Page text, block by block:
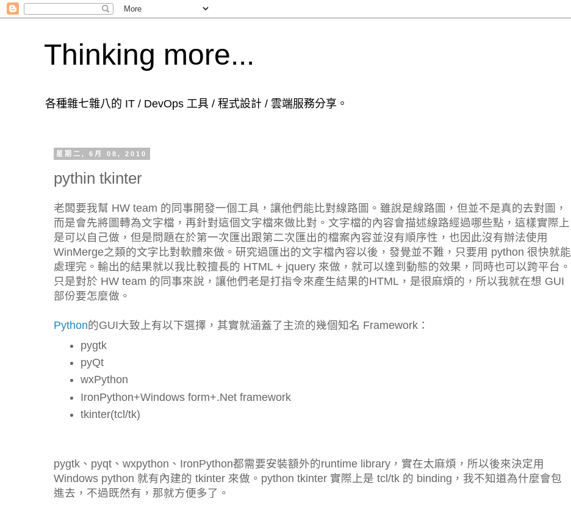
Thinking more...
各種雜七雜八的 IT / DevOps 工具 / 程式設計 / 雲端服務分享。
星期二, 6月 08, 2010
pythin tkinter
老闆要我幫 HW team 的同事開發一個工具，讓他們能比對線路圖。雖說是線路圖，但並不是真的去對圖，
而是會先將圖轉為文字檔，再針對這個文字檔來做比對。文字檔的內容會描述線路經過哪些點，這樣實際上
是可以自己做，但是問題在於第一次匯出跟第二次匯出的檔案內容並沒有順序性，也因此沒有辦法使用
WinMerge之類的文字比對軟體來做。研究過匯出的文字檔內容以後，發覺並不難，只要用 python 很快就能
處理完。輸出的結果就以我比較擅長的 HTML + jquery 來做，就可以達到動態的效果，同時也可以跨平台。
只是對於 HW team 的同事來說，讓他們老是打指令來產生結果的HTML，是很麻煩的，所以我就在想 GUI
部份要怎麼做。
Python的GUI大致上有以下選擇，其實就涵蓋了主流的幾個知名 Framework：
pygtk
pyQt
wxPython
IronPython+Windows form+.Net framework
tkinter(tcl/tk)
pygtk、pyqt、wxpython、IronPython都需要安裝額外的runtime library，實在太麻煩，所以後來決定用
Windows python 就有內建的 tkinter 來做。python tkinter 實際上是 tcl/tk 的 binding，我不知道為什麼會包
進去，不過既然有，那就方便多了。